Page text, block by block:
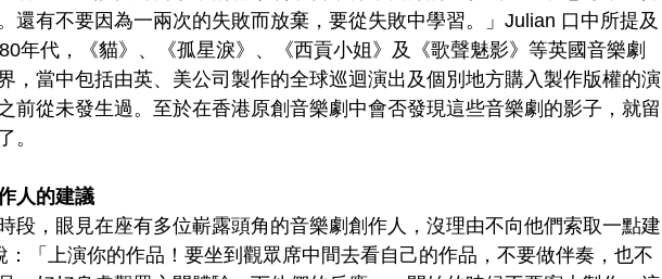
還有不要因為一兩次的失敗而放棄，要從失敗中學習。」Julian 口中所提及
年代，《貓》、《孤星淚》、《西貢小姐》及《歌聲魅影》等英國音樂劇
，當中包括由英、美公司製作的全球巡迴演出及個別地方購入製作版權的演
前從未發生過。至於在香港原創音樂劇中會否發現這些音樂劇的影子，就留
。
人的建議
段，眼見在座有多位嶄露頭角的音樂劇創作人，沒理由不向他們索取一點建
：「上演你的作品！要坐到觀眾席中間去看自己的作品，不要做伴奏，也不